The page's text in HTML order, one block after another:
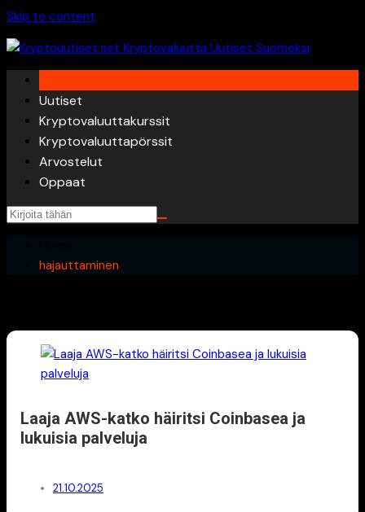
Skip to content
Uutiset
Kryptovaluuttakurssit
Kryptovaluuttapörssit
Arvostelut
Oppaat
hajauttaminen
Laaja AWS-katko häiritsi Coinbasea ja
lukuisia palveluja
21.10.2025